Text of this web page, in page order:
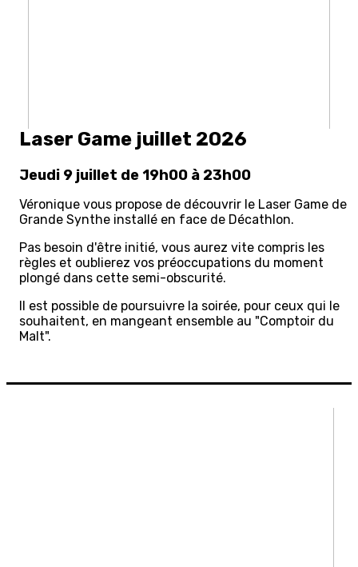
Laser Game juillet 2026
Jeudi 9 juillet de 19h00 à 23h00
Véronique vous propose de découvrir le Laser Game de
Grande Synthe installé en face de Décathlon.
Pas besoin d'être initié, vous aurez vite compris les
règles et oublierez vos préoccupations du moment
plongé dans cette semi-obscurité.
Il est possible de poursuivre la soirée, pour ceux qui le
souhaitent, en mangeant ensemble au "Comptoir du
Malt".